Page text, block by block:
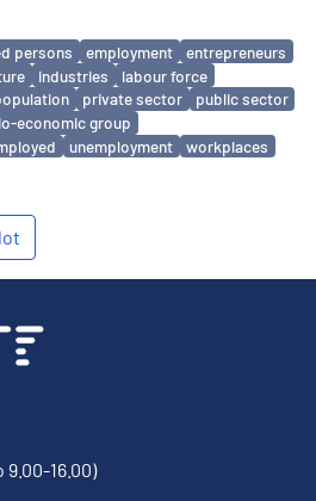
persons employment
entrepreneurs
industries
labour force
private sector
public sector
economic group
unemployment workplaces
16.00)